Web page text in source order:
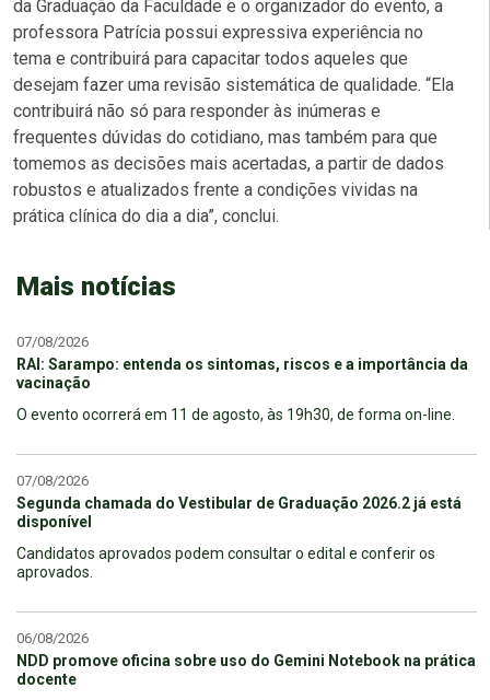
da Graduação da Faculdade e o organizador do evento, a
professora Patrícia possui expressiva experiência no
tema e contribuirá para capacitar todos aqueles que
desejam fazer uma revisão sistemática de qualidade. “Ela
contribuirá não só para responder às inúmeras e
frequentes dúvidas do cotidiano, mas também para que
tomemos as decisões mais acertadas, a partir de dados
robustos e atualizados frente a condições vividas na
prática clínica do dia a dia”, conclui.
Mais notícias
07/08/2026
RAI: Sarampo: entenda os sintomas, riscos e a importância da
vacinação
O evento ocorrerá em 11 de agosto, às 19h30, de forma on-line.
07/08/2026
Segunda chamada do Vestibular de Graduação 2026.2 já está
disponível
Candidatos aprovados podem consultar o edital e conferir os
aprovados.
06/08/2026
NDD promove oficina sobre uso do Gemini Notebook na prática
docente